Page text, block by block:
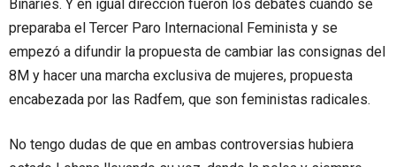
Binaries. Y en igual dirección fueron los debates cuando se
preparaba el Tercer Paro Internacional Feminista y se
empezó a difundir la propuesta de cambiar las consignas del
8M y hacer una marcha exclusiva de mujeres, propuesta
encabezada por las Radfem, que son feministas radicales.
No tengo dudas de que en ambas controversias hubiera